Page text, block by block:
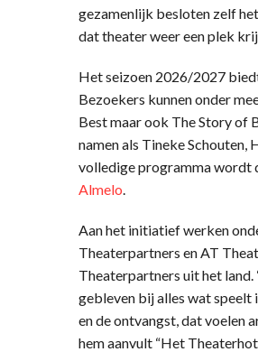
gezamenlijk besloten zelf
dat theater weer een plek
Het seizoen 2026/2027
Bezoekers kunnen onder
Best maar ook The Story of
namen als Tineke Schouten,
volledige programma wordt
Almelo
Aan het initiatief werken
Theaterpartners en AT
Theaterpartners uit het
gebleven bij alles wat
en de ontvangst, dat voelen
hem aanvult “Het